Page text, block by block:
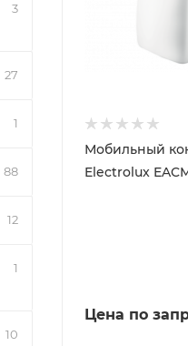
Мобильный
Electrolux
Цена по
3
27
1
88
12
1
10